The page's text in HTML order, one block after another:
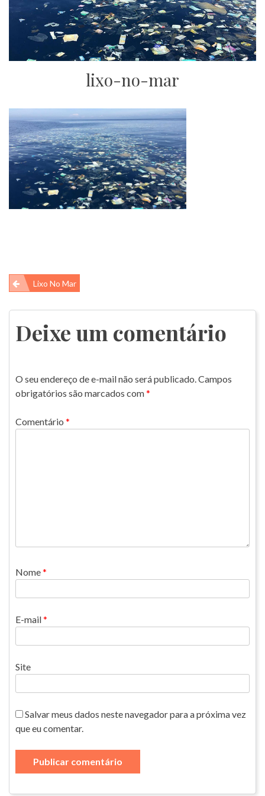
lixo-no-mar
Navegação
de
Post
Lixo No Mar
Deixe um comentário
O seu endereço de e-mail não será publicado. Campos
obrigatórios são marcados com*
Comentário *
Nome*
E-mail*
Site
Salvar meus dados neste navegador para a próxima vez
que eu comentar.